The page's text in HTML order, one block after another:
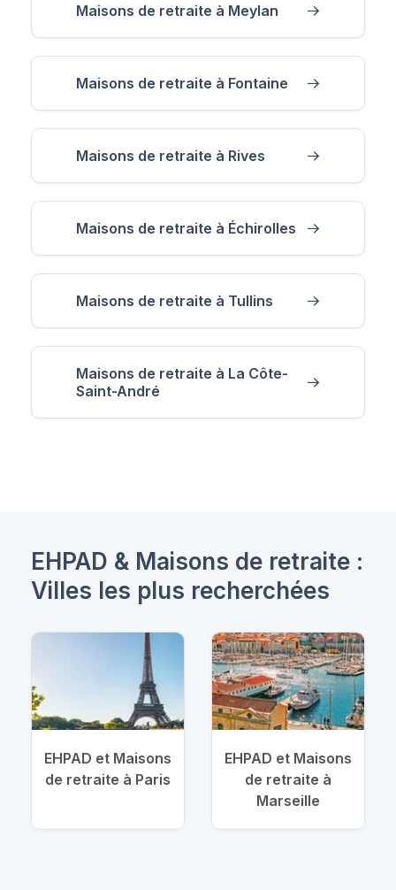
Maisons de retraite à Meylan
Maisons de retraite à Fontaine
Maisons de retraite à Rives
Maisons de retraite à Échirolles
Maisons de retraite à Tullins
Maisons de retraite à La Côte-
Saint-André
EHPAD & Maisons de retraite :
Villes les plus recherchées
EHPAD et Maisons
de retraite à Paris
EHPAD et Maisons
de retraite à
Marseille